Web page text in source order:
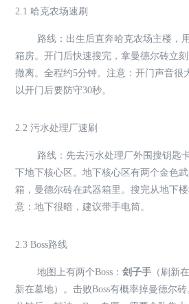
2.1 哈克农场速刷
路线：出生后直奔哈克农场主楼，
箱房。开门后快速搜完，拿曼德尔砖立
撤离。全程约5分钟。注意：开门声音很
以开门后要防守30秒。
2.2 污水处理厂速刷
路线：先去污水处理厂外围搜钥匙
下地下核心区。地下核心区有两个金色
箱，曼德尔砖在武器箱里。搜完从地下
意：地下很暗，建议带手电筒。
2.3 Boss路线
地图上有两个Boss：刽子手 （刷新
新在墓地）。击败Boss有概率掉曼德尔